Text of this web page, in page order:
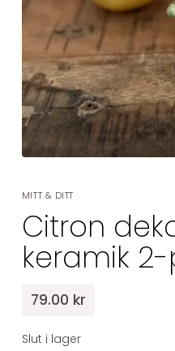
MITT & DITT
Citron
keramik
79.00 kr
Slut i lager